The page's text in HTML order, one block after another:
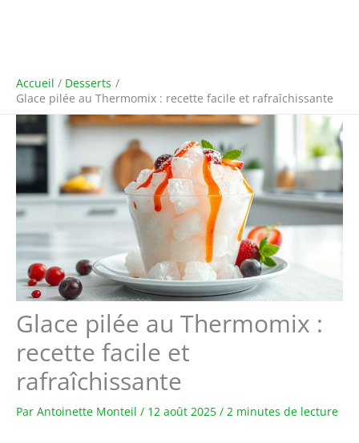
Accueil
Desserts
Glace pilée au Thermomix : recette facile et rafraîchissante
Glace pilée au Thermomix :
recette facile et
rafraîchissante
Par Antoinette Monteil / 12 août 2025 / 2 minutes de lecture